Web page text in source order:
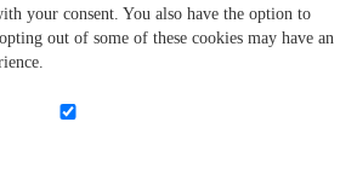
your consent. You also have the option to
out of some of these cookies may have an